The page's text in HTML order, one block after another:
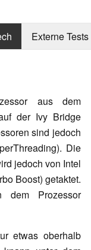
Externe Tests
aus dem
der Ivy Bridge
sind jedoch
Die
jedoch von Intel
Boost) getaktet.
dem Prozessor
etwas oberhalb